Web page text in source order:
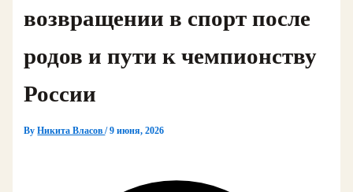
возвращении в спорт после
родов и пути к чемпионству
России
ByНикита Власов/9 июня, 2026